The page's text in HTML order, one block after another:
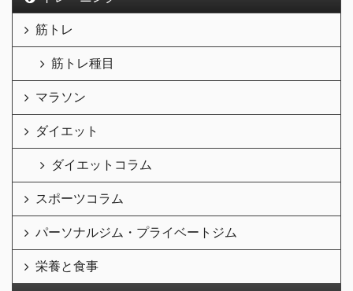
筋トレ
筋トレ種目
マラソン
ダイエット
ダイエットコラム
スポーツコラム
パーソナルジム・プライベートジム
栄養と食事